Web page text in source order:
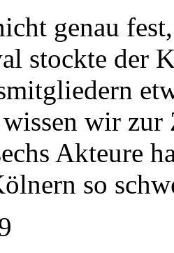
genau
stockte der
wir
Akteure
so